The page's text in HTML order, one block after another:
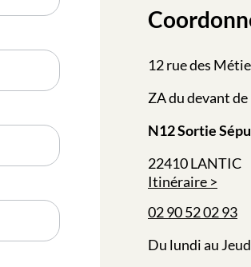
12 rue des
ZA du devant de
N12 Sortie
22410 LANTIC
Itinéraire
02 90 52 02 93
Du lundi au